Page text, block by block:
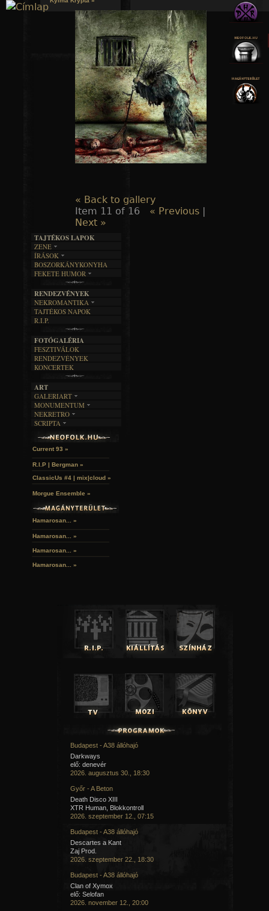
Jump to navigation
« Back to gallery
Item 11 of 16
« Previous |
Next »
TAJTÉKOS LAPOK
ZENE
EGYÜTTESEK
INTERJÚK
FORDÍTÁSOK
DALSZÖVEGEK
ÍRÁSOK
IRODALOM
FILM
ÍRÁSTÖRTÉNET
BOSZORKÁNYKONYHA
FEKETE HUMOR
SZÖVEGES
RENDEZVÉNYEK
NEKROMANTIKA
AKTUÁLIS
A MÚLT
TAJTÉKOS NAPOK
R.I.P.
FOTÓGALÉRIA
FESZTIVÁLOK
RENDEZVÉNYEK
KONCERTEK
ART
GALERIART
ARTGALERI
KÉPREGÉNYEK
LAKÁSKULTS
MONUMENTUM
TEMETŐK
TEMPLOMOK
VÁRAK
HELYEK
NEKRETRO
SZUBKULT
FEKETE LYUK
RELIKVIÁK
SCRIPTA
NOVELLÁK
VERSEK
Current 93 »
R.I.P | Bergman »
ClassicUs #4 | mix|cloud »
Morgue Ensemble »
Hamarosan... »
Hamarosan... »
Hamarosan... »
Hamarosan... »
Budapest - A38 állóhajó
Darkways
elő: denevér
2026. augusztus 30., 18:30
Győr - A Beton
Death Disco XIII
XTR Human, Blokkontroll
2026. szeptember 12., 07:15
Budapest - A38 állóhajó
Descartes a Kant
Zaj Prod.
2026. szeptember 22., 18:30
Budapest - A38 állóhajó
Clan of Xymox
elő: Selofan
2026. november 12., 20:00